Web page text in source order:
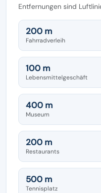
Entfernungen sind
200 m
Fahrradverleih
100 m
Lebensmittelgeschäft
400 m
Museum
200 m
Restaurants
500 m
Tennisplatz